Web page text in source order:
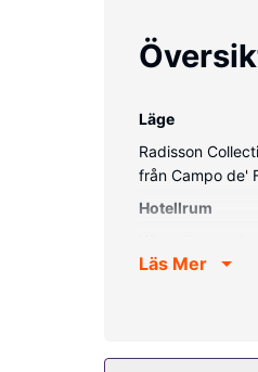
Läge
Radisson
från Campo de'
Hotellrum
bidéer och
Restaurang
Läs Mer